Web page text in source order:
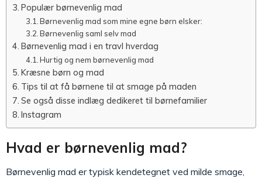
Populær børnevenlig mad
Børnevenlig mad som mine egne børn elsker:
Børnevenlig saml selv mad
Børnevenlig mad i en travl hverdag
Hurtig og nem børnevenlig mad
Kræsne børn og mad
Tips til at få børnene til at smage på maden
Se også disse indlæg dedikeret til børnefamilier
Instagram
Hvad er børnevenlig mad?
Børnevenlig mad er typisk kendetegnet ved milde smage,